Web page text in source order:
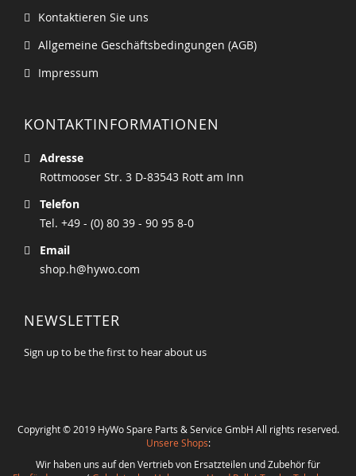
Kontaktieren Sie uns
Allgemeine Geschäftsbedingungen (AGB)
Impressum
KONTAKTINFORMATIONEN
Adresse
Rottmooser Str. 3 D-83543 Rott am Inn
Telefon
Tel. +49 - (0) 80 39 - 90 95 8-0
Email
shop.h@hywo.com
NEWSLETTER
Sign up to be the first to hear about us
Copyright © 2019 HyWo Spare Parts & Service GmbH All rights reserved.
Unsere Shops:
Wir haben uns auf den Vertrieb von Ersatzteilen und Zubehör für